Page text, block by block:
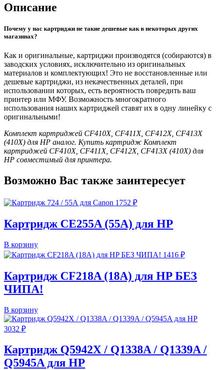
Описание
Почему у нас картриджи не такие дешевые как в некоторых других
магазинах?
Как и оригинальные, картриджи производятся (собираются) в
заводских условиях, исключительно из оригинальных
материалов и комплектующих! Это не восстановленные или
дешевые картриджи, из некачественных деталей, при
использовании которых, есть вероятность повредить ваш
принтер или МФУ. Возможность многократного
использования наших картриджей ставят их в одну линейку с
оригинальными!
Комплект картриджей CF410X, CF411X, CF412X, CF413X
(410X) для HP аналог. Купить картридж Комплект
картриджей CF410X, CF411X, CF412X, CF413X (410X) для
HP совместимый для принтера.
Возможно Вас также заинтересует
1752 ₽
Картридж CE255A (55A) для HP
В корзину
1416 ₽
Картридж CF218A (18A) для HP БЕЗ
ЧИПА!
В корзину
3032 ₽
Картридж Q5942X / Q1338A / Q1339A /
Q5945A для HP